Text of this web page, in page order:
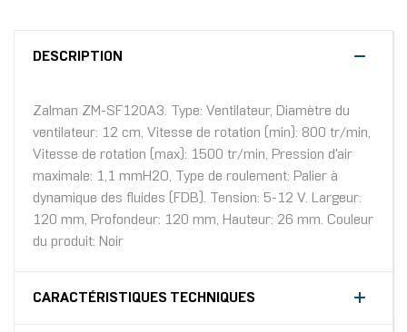
DESCRIPTION
Zalman ZM-SF120A3. Type: Ventilateur, Diamètre du
ventilateur: 12 cm, Vitesse de rotation (min): 800 tr/min,
Vitesse de rotation (max): 1500 tr/min, Pression d'air
maximale: 1,1 mmH2O, Type de roulement: Palier à
dynamique des fluides (FDB). Tension: 5-12 V. Largeur:
120 mm, Profondeur: 120 mm, Hauteur: 26 mm. Couleur
du produit: Noir
CARACTÉRISTIQUES TECHNIQUES